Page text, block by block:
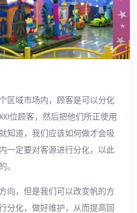
区域市场内，顾客是可以分化
位顾客，然后把他们所正使用
知道，我们应该如何做才会吸
一定要对客源进行分化，以此
。
向，但是我们可以改变帆的方
分化，做好维护，从而提高回